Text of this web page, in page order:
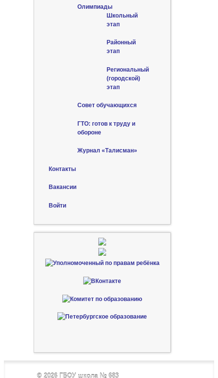
Олимпиады
Школьный
этап
Районный
этап
Региональный
(городской)
этап
Совет обучающихся
ГТО: готов к труду и
обороне
Журнал «Талисман»
Контакты
Вакансии
Войти
© 2026 ГБОУ школа № 683